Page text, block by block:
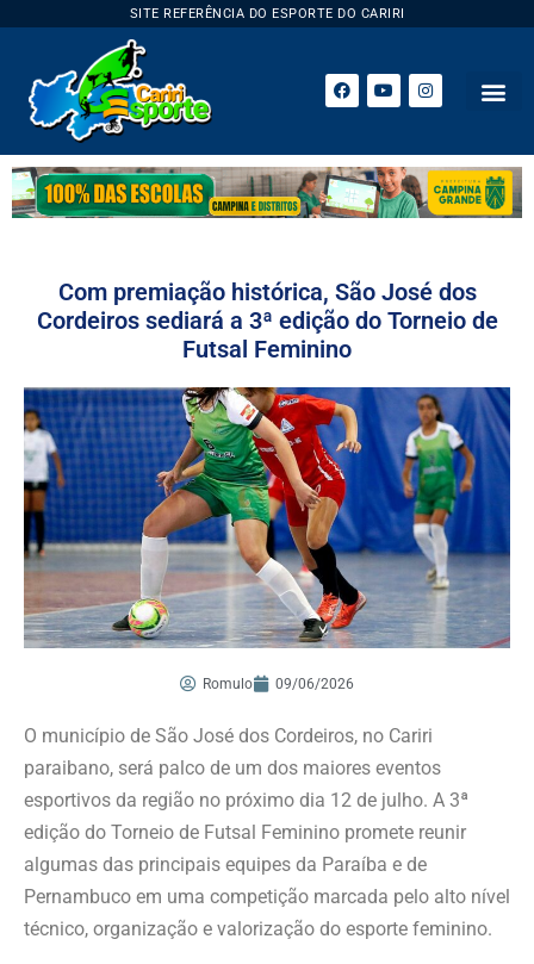
SITE REFERÊNCIA DO ESPORTE DO CARIRI
Com premiação histórica, São José dos
Cordeiros sediará a 3ª edição do Torneio de
Futsal Feminino
Romulo 09/06/2026
O município de São José dos Cordeiros, no Cariri
paraibano, será palco de um dos maiores eventos
esportivos da região no próximo dia 12 de julho. A 3ª
edição do Torneio de Futsal Feminino promete reunir
algumas das principais equipes da Paraíba e de
Pernambuco em uma competição marcada pelo alto nível
técnico, organização e valorização do esporte feminino.